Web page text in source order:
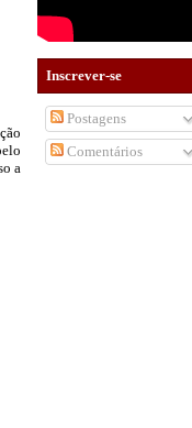
a
Inscrever-se
Postagens
Comentários